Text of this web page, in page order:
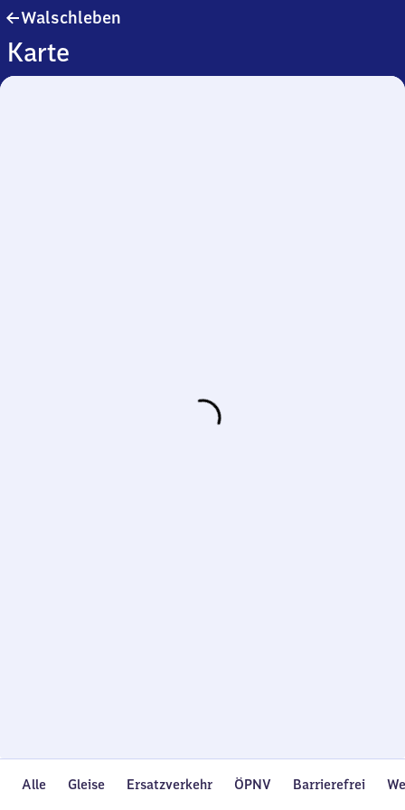
Walschleben
Karte
Alle Gleise Ersatzverkehr ÖPNV Barrierefrei
Wird